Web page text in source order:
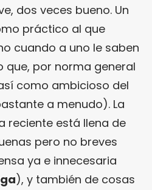
dos veces bueno. Un
práctico al que
cuando a uno le saben
que, por norma general
como ambicioso del
a menudo). La
reciente está llena de
pero no breves
ya e innecesaria
), y también de cosas